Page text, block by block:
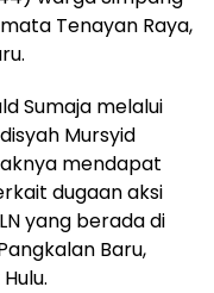
Tenayan Raya,
Sumaja melalui
Mursyid
mendapat
dugaan aksi
yang berada di
Baru,